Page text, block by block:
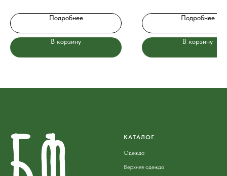
Подробнее
В корзину
Подробнее
В корзину
КАТАЛОГ
Одежда
Верхняя одежда